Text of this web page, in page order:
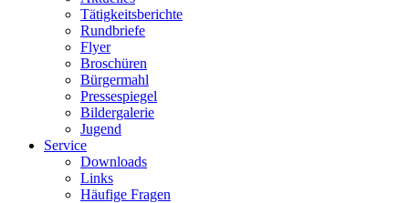
Tätigkeitsberichte
Rundbriefe
Flyer
Broschüren
Bürgermahl
Pressespiegel
Bildergalerie
Jugend
Service
Downloads
Links
Häufige Fragen